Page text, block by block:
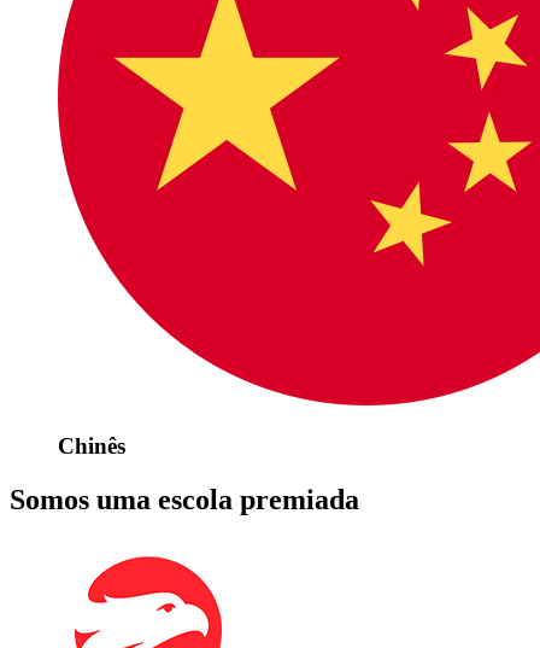
Chinês
Somos uma escola premiada